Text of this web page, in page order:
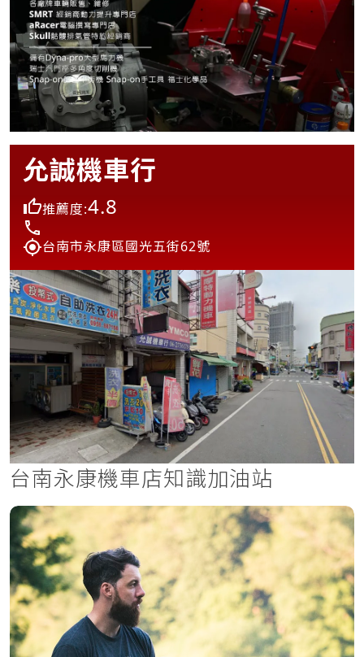
允誠機車行
推薦度:4.8
台南市永康區國光五街62號
台南永康機車店知識加油站